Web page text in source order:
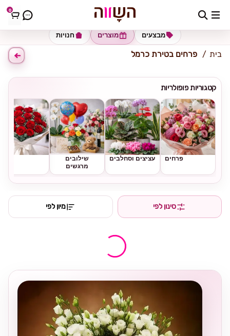
0 כתובת למשלוח הזינו כתובת
חנויות מוצרים מבצעים
בית פרחים בטירת כרמל
קטגוריות פופולריות
פרחים עציצים וסחלבים
שילובים
מרגשים
סינון לפי מיון לפי